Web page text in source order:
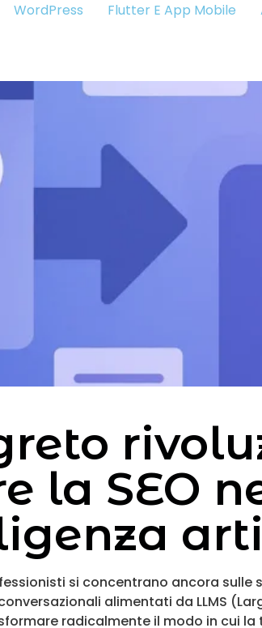
WordPress Flutter E App Mobile
la SEO
si concentrano ancora
alimentati da LLMS
radicalmente il modo in cui la